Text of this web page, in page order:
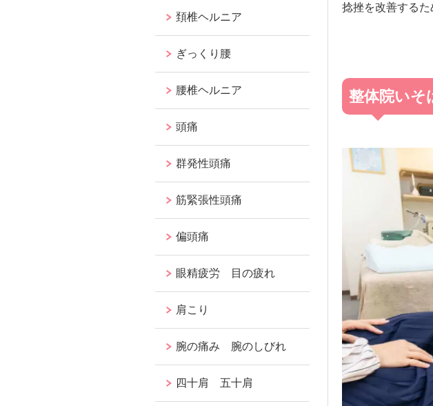
捻挫を改善するた
整体院いそ
頚椎ヘルニア
ぎっくり腰
腰椎ヘルニア
頭痛
群発性頭痛
筋緊張性頭痛
偏頭痛
眼精疲労 目の疲れ
肩こり
腕の痛み 腕のしびれ
四十肩 五十肩